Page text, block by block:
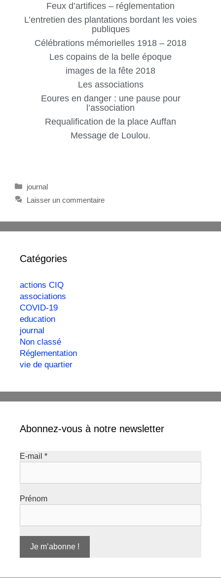
Feux d’artifices – réglementation
L’entretien des plantations bordant les voies
publiques
Célébrations mémorielles 1918 – 2018
Les copains de la belle époque
images de la fête 2018
Les associations
Eoures en danger : une pause pour
l’association
Requalification de la place Auffan
Message de Loulou.
journal
Laisser un commentaire
Catégories
actions CIQ
associations
COVID-19
education
journal
Non classé
Réglementation
vie de quartier
Abonnez-vous à notre newsletter
E-mail *
Prénom